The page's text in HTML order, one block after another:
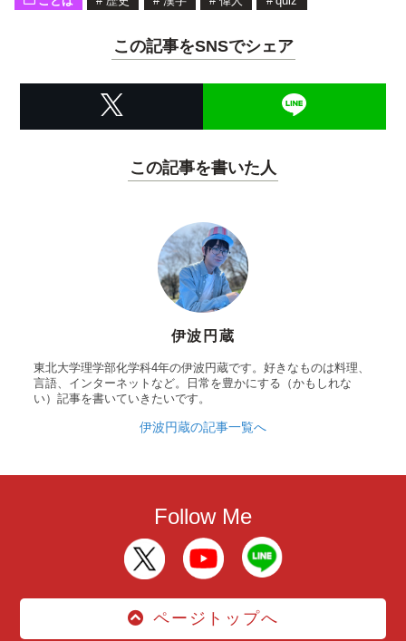
この記事をSNSでシェア
この記事を書いた人
伊波円蔵
東北大学理学部化学科4年の伊波円蔵です。好きなものは料理、
言語、インターネットなど。日常を豊かにする（かもしれな
い）記事を書いていきたいです。
伊波円蔵の記事一覧へ
Follow Me
ページトップへ